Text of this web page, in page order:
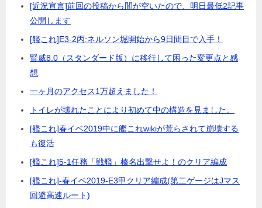
[近況宣言]前回の投稿から間が空いたので、明日最低2記事
公開します
[艦これ]E3-2丙:ネルソン堀開始から9日間目で入手！
賢威8.0（スタンダード版）に移行して困った変更点と感
想
一ヶ月のアクセス1万超えました！
トイレが壊れたことにより初めて中の構造を見ました。
[艦これ]春イベ2019中に艦これwikiが荒らされて崩壊する
も復活
[艦これ]5-1任務「戦艦」榛名出撃せよ！のクリア編成
[艦これ]-春イベ2019-E3甲クリア編成(第二ゲージはJマス
回避高速ルート)